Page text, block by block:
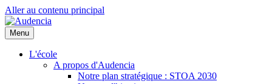
Aller au contenu principal
Menu
L'école
A propos d'Audencia
Notre plan stratégique : STOA 2030